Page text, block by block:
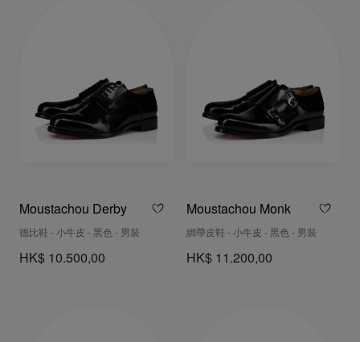
Moustachou Derby
德比鞋 - 小牛皮 - 黑色 - 男裝
HK$ 10.500,00
Moustachou Monk
綁帶皮鞋 - 小牛皮 - 黑色 - 男裝
HK$ 11.200,00